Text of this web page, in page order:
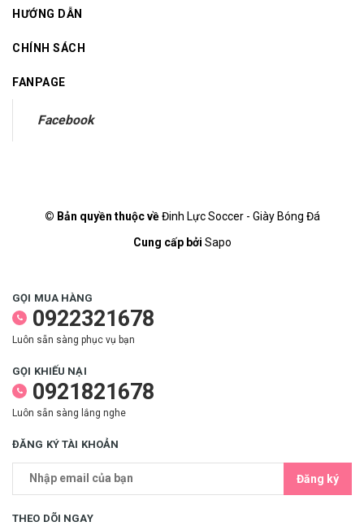
HƯỚNG DẪN
CHÍNH SÁCH
FANPAGE
Facebook
© Bản quyền thuộc vềĐinh Lực Soccer - Giày Bóng Đá
Cung cấp bởi Sapo
GỌI MUA HÀNG
0922321678
Luôn sẵn sàng phục vụ bạn
GỌI KHIẾU NẠI
0921821678
Luôn sẵn sàng lắng nghe
ĐĂNG KÝ TÀI KHOẢN
Đăng ký
THEO DÕI NGAY